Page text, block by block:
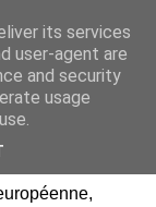
its services
user-agent are
and security
usage